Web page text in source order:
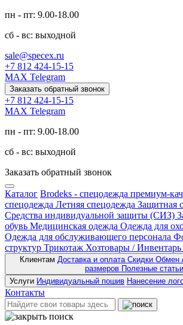
пн - пт: 9.00-18.00
сб - вс: выходной
sale@specex.ru
+7 812 424-15-15
MAX Telegram
Заказать обратный звонок
+7 812 424-15-15
MAX Telegram
пн - пт: 9.00-18.00
сб - вс: выходной
Заказать обратный звонок
Каталог Brodeks - спецодежда премиум-
спецодежда Летняя спецодежда Защитная
Средства индивидуальной защиты (СИЗ)
обувь Медицинская одежда Одежда для
Одежда для обслуживающего персонала
структур Трикотаж Хозтовары /
Клиентам Доставка и оплата Скидки Обмен
размеров Полезные статьи
Услуги Индивидуальный пошив Нанесение
Контакты